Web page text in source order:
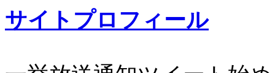
サイトプロフィール